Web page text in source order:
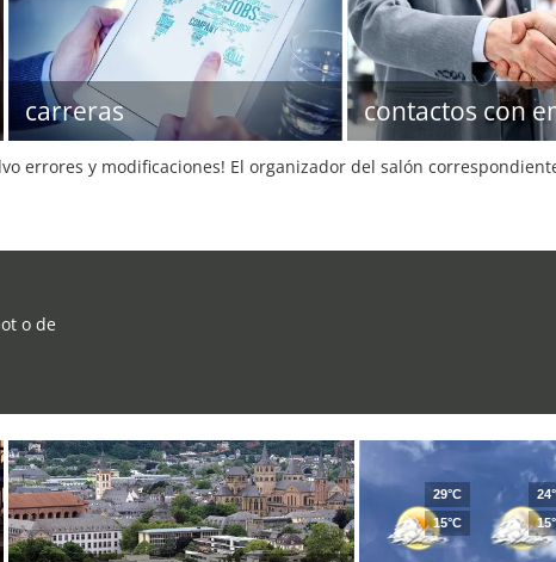
carreras contactos con
errores y modificaciones! El organizador del salón
o de
29°C
15°C